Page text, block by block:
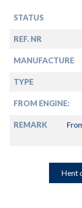
STATUS
REF. NR
MANUFACTURE
TYPE
FROM ENGINE:
REMARK
Hent